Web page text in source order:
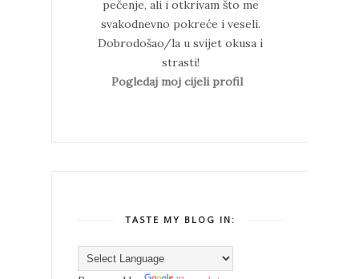
pečenje, ali i otkrivam što me
svakodnevno pokreće i veseli.
Dobrodošao/la u svijet okusa i
strasti!
Pogledaj moj cijeli profil
TASTE MY BLOG IN: